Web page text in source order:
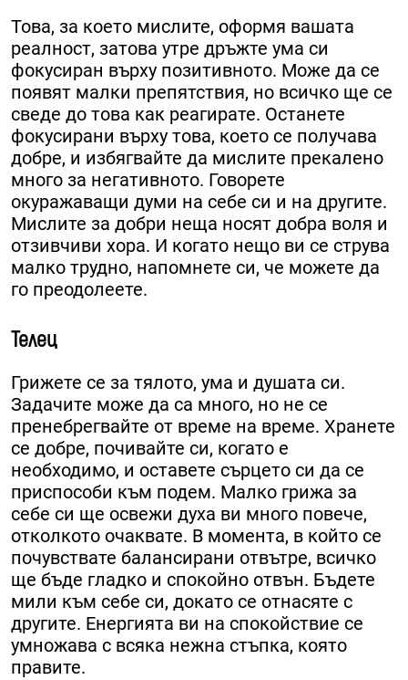
Това, за което мислите, оформя вашата
реалност, затова утре дръжте ума си
фокусиран върху позитивното. Може да се
появят малки препятствия, но всичко ще се
сведе до това как реагирате. Останете
фокусирани върху това, което се получава
добре, и избягвайте да мислите прекалено
много за негативното. Говорете
окуражаващи думи на себе си и на другите.
Мислите за добри неща носят добра воля и
отзивчиви хора. И когато нещо ви се струва
малко трудно, напомнете си, че можете да
го преодолеете.
Телец
Грижете се за тялото, ума и душата си.
Задачите може да са много, но не се
пренебрегвайте от време на време. Хранете
се добре, почивайте си, когато е
необходимо, и оставете сърцето си да се
приспособи към подем. Малко грижа за
себе си ще освежи духа ви много повече,
отколкото очаквате. В момента, в който се
почувствате балансирани отвътре, всичко
ще бъде гладко и спокойно отвън. Бъдете
мили към себе си, докато се отнасяте с
другите. Енергията ви на спокойствие се
умножава с всяка нежна стъпка, която
правите.